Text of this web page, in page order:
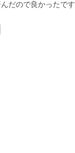
だので良かったです